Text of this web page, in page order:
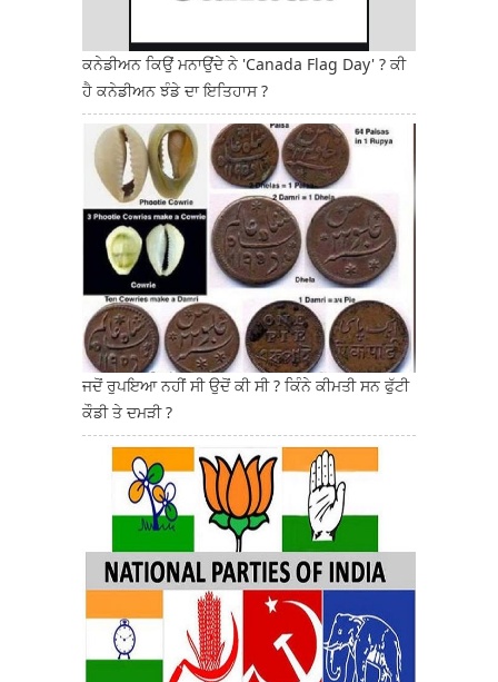
ਕਨੇਡੀਅਨ ਕਿਉਂ ਮਨਾਉਂਦੇ ਨੇ 'Canada Flag Day' ? ਕੀ
ਹੈ ਕਨੇਡੀਅਨ ਝੰਡੇ ਦਾ ਇਤਿਹਾਸ ?
ਜਦੋਂ ਰੁਪਇਆ ਨਹੀਂ ਸੀ ਉਦੋਂ ਕੀ ਸੀ ? ਕਿੰਨੇ ਕੀਮਤੀ ਸਨ ਫੁੱਟੀ
ਕੌਡੀ ਤੇ ਦਮੜੀ ?